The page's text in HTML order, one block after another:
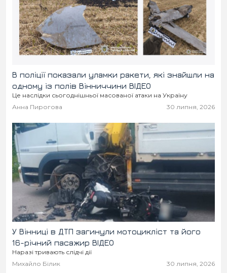
В поліції показали уламки ракети, які знайшли на
одному із полів Вінниччини ВІДЕО
Це наслідки сьогоднішньої масованої атаки на Україну
Анна Пирогова
30 липня, 2026
У Вінниці в ДТП загинули мотоцикліст та його
16-річний пасажир ВІДЕО
Наразі тривають слідчі дії
Михайло Білик
30 липня, 2026